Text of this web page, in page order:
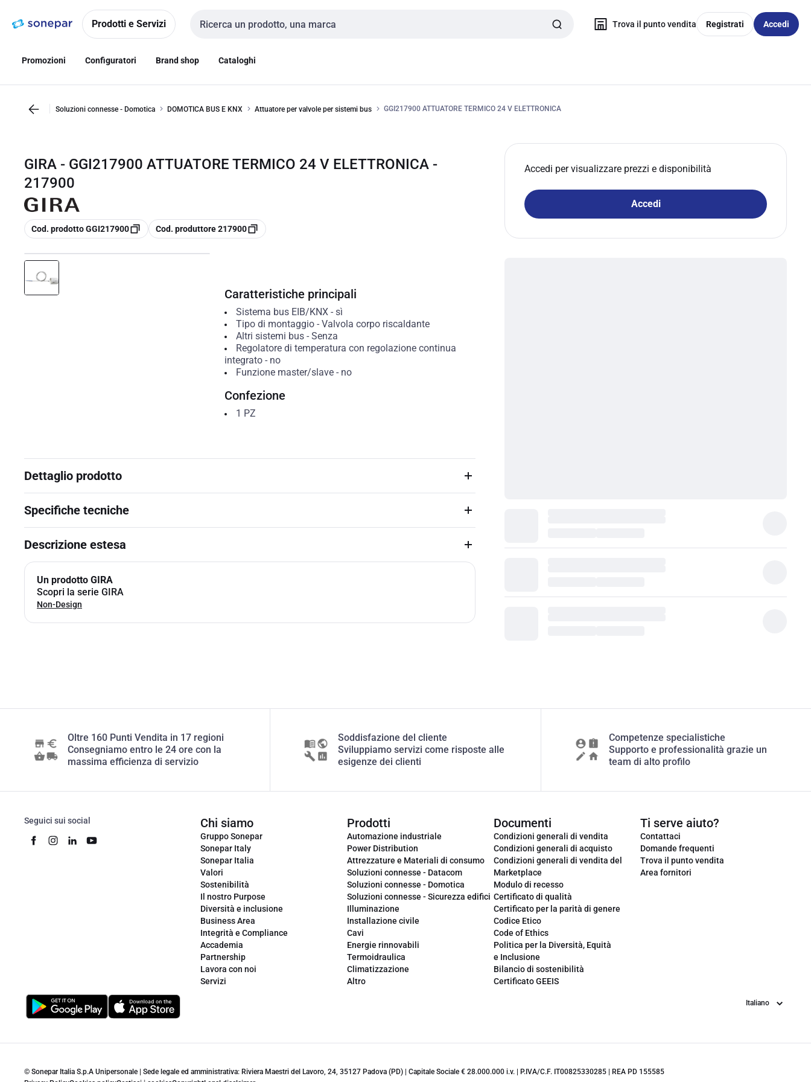
navigazionealla
Prodotti e Servizi
Cerca input
Trova il punto vendita Registrati Accedi
Promozioni Configuratori Brand shop Cataloghi
Soluzioni connesse - Domotica DOMOTICA BUS E KNX Attuatore per valvole per sistemi bus GGI217900 ATTUATORE TERMICO 24 V ELETTRONICA
GIRA - GGI217900 ATTUATORE TERMICO 24 V ELETTRONICA -
217900
copia
Cod. prodotto GGI217900 copia
Cod. produttore 217900
Accedi per visualizzare prezzi e disponibilità
Accedi
Caratteristiche principali
Sistema bus EIB/KNX- sì
Tipo di montaggio- Valvola corpo riscaldante
Altri sistemi bus- Senza
Regolatore di temperatura con regolazione continua
integrato - no
Funzione master/slave- no
Confezione
1 PZ
Dettaglio prodotto
Specifiche tecniche
Descrizione estesa
Un prodotto GIRA
Scopri la serie GIRA
Non-Design
Oltre 160 Punti Vendita in 17 regioni
Consegniamo entro le 24 ore con la
massima efficienza di servizio
Soddisfazione del cliente
Sviluppiamo servizi come risposte alle
esigenze dei clienti
Competenze specialistiche
Supporto e professionalità grazie un
team di alto profilo
Seguici sui social Chi siamo
Gruppo Sonepar
Sonepar Italy
Sonepar Italia
Valori
Sostenibilità
Il nostro Purpose
Diversità e inclusione
Business Area
Integrità e Compliance
Accademia
Partnership
Lavora con noi
Servizi
Prodotti
Automazione industriale
Power Distribution
Attrezzature e Materiali di consumo
Soluzioni connesse - Datacom
Soluzioni connesse - Domotica
Soluzioni connesse - Sicurezza edifici
Illuminazione
Installazione civile
Cavi
Energie rinnovabili
Termoidraulica
Climatizzazione
Altro
Documenti
Condizioni generali di vendita
Condizioni generali di acquisto
Condizioni generali di vendita del
Marketplace
Modulo di recesso
Certificato di qualità
Certificato per la parità di genere
Codice Etico
Code of Ethics
Politica per la Diversità, Equità
e Inclusione
Bilancio di sostenibilità
Certificato GEEIS
Ti serve aiuto?
Contattaci
Domande frequenti
Trova il punto vendita
Area fornitori
Lingua
© Sonepar Italia S.p.A Unipersonale | Sede legale ed amministrativa: Riviera Maestri del Lavoro, 24, 35127 Padova (PD) | Capitale Sociale € 28.000.000 i.v. | P.IVA/C.F. IT00825330285 | REA PD 155585